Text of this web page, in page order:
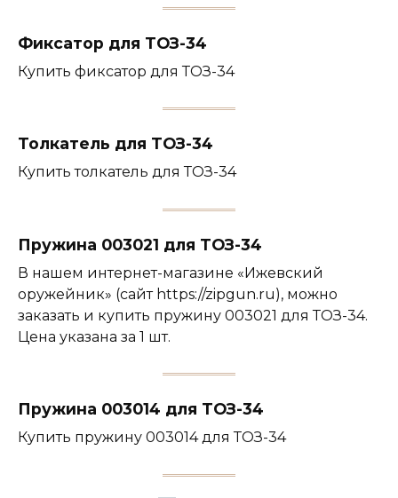
Фиксатор для ТОЗ-34
Купить фиксатор для ТОЗ-34
Толкатель для ТОЗ-34
Купить толкатель для ТОЗ-34
Пружина 003021 для ТОЗ-34
В нашем интернет-магазине «Ижевский
оружейник» (сайт https://zipgun.ru), можно
заказать и купить пружину 003021 для ТОЗ-34.
Цена указана за 1 шт.
Пружина 003014 для ТОЗ-34
Купить пружину 003014 для ТОЗ-34